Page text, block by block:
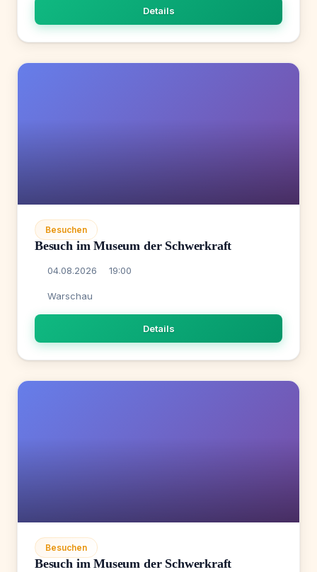
Details
Besuchen
Besuch im Museum der Schwerkraft
04.08.2026 19:00
Warschau
Details
Besuchen
Besuch im Museum der Schwerkraft